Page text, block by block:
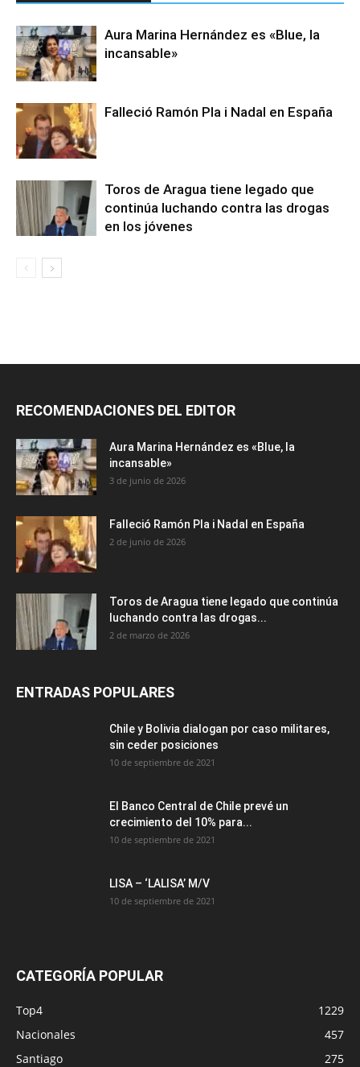
Aura Marina Hernández es «Blue, la
incansable»
Falleció Ramón Pla i Nadal en España
Toros de Aragua tiene legado que
continúa luchando contra las drogas
en los jóvenes
RECOMENDACIONES DEL EDITOR
Aura Marina Hernández es «Blue, la
incansable»
3 de junio de 2026
Falleció Ramón Pla i Nadal en España
2 de junio de 2026
Toros de Aragua tiene legado que continúa
luchando contra las drogas...
2 de marzo de 2026
ENTRADAS POPULARES
Chile y Bolivia dialogan por caso militares,
sin ceder posiciones
10 de septiembre de 2021
El Banco Central de Chile prevé un
crecimiento del 10% para...
10 de septiembre de 2021
LISA – ‘LALISA’ M/V
10 de septiembre de 2021
CATEGORÍA POPULAR
Top4
1229
Nacionales
457
Santiago
275